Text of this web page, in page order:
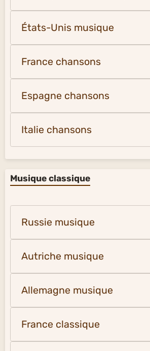
États-Unis musique
France chansons
Espagne chansons
Italie chansons
Musique classique
Russie musique
Autriche musique
Allemagne musique
France classique